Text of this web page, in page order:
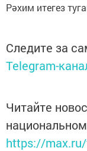
Рәхим итегез
Следите за
Telegram-
Читайте
https://